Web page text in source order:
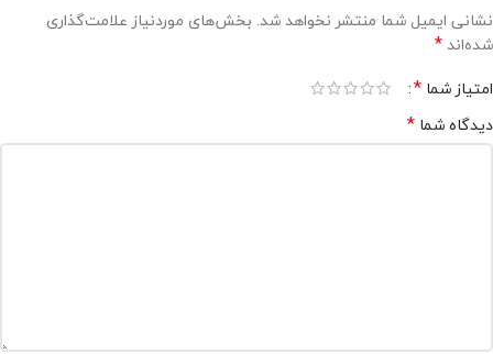
نشانی ایمیل شما منتشر نخواهد شد. بخش‌های موردنیاز علامت‌گذاری
شده‌اند*
امتیاز شما *
دیدگاه شما *